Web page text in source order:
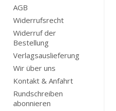
AGB
Widerrufsrecht
Widerruf der
Bestellung
Verlagsauslieferung
Wir über uns
Kontakt & Anfahrt
Rundschreiben
abonnieren